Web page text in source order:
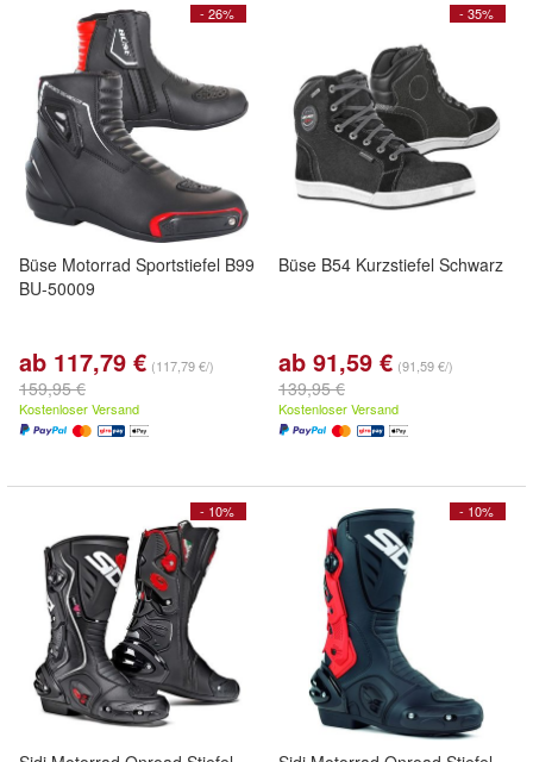
- 26%
Büse Motorrad Sportstiefel B99
BU-50009
ab 117,79 € (117,79 €/)
159,95 €
Kostenloser Versand
- 35%
Büse B54 Kurzstiefel Schwarz
ab 91,59 € (91,59 €/)
139,95 €
Kostenloser Versand
- 10% - 10%